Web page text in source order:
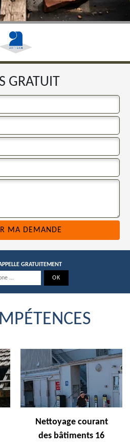
GRATUIT
GRATUITEMENT
Nettoyage courant
des bâtiments 16